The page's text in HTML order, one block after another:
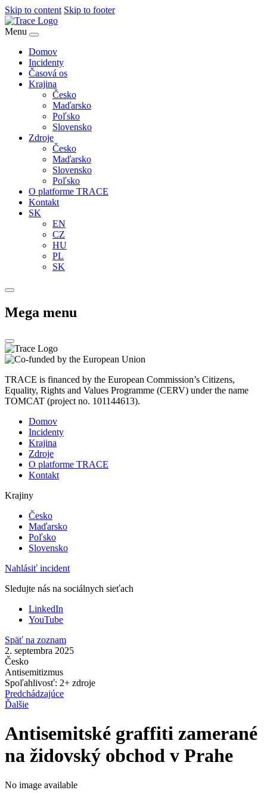
Skip to content Skip to footer
Menu
Domov
Incidenty
Časová os
Krajina
Česko
Maďarsko
Poľsko
Slovensko
Zdroje
Česko
Maďarsko
Slovensko
Poľsko
O platforme TRACE
Kontakt
SK
EN
CZ
HU
PL
SK
Mega menu
TRACE is financed by the European Commission’s Citizens,
Equality, Rights and Values Programme (CERV) under the name
TOMCAT (project no. 101144613).
Domov
Incidenty
Krajina
Zdroje
O platforme TRACE
Kontakt
Krajiny
Česko
Maďarsko
Poľsko
Slovensko
Nahlásiť incident
Sledujte nás na sociálnych sieťach
LinkedIn
YouTube
Späť na zoznam
2. septembra 2025
Česko
Antisemitizmus
Spoľahlivosť: 2+ zdroje
Predchádzajúce
Ďalšie
Antisemitské graffiti zamerané
na židovský obchod v Prahe
No image available